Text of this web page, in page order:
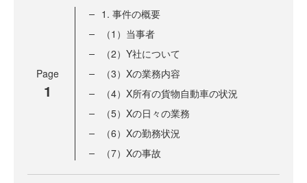
Page
1
1. 事件の概要
（1）当事者
（2）Y社について
（3）Xの業務内容
（4）X所有の貨物自動車の状況
（5）Xの日々の業務
（6）Xの勤務状況
（7）Xの事故